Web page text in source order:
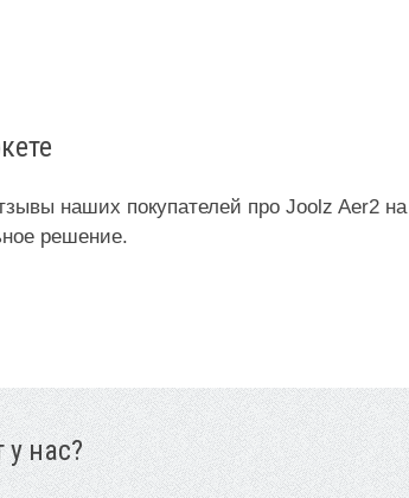
наших покупателей про Joolz Aer2 на
решение.
нас?